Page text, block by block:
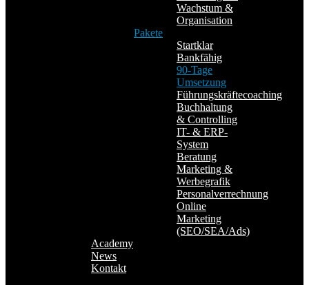
Wachstum &
Organisation
Pakete
Startklar
Bankfähig
90-Tage
Umsetzung
Führungskräftecoaching
Buchhaltung
& Controlling
IT- & ERP-
System
Beratung
Marketing &
Werbegrafik
Personalverrechnung
Online
Marketing
(SEO/SEA/Ads)
Academy
News
Kontakt